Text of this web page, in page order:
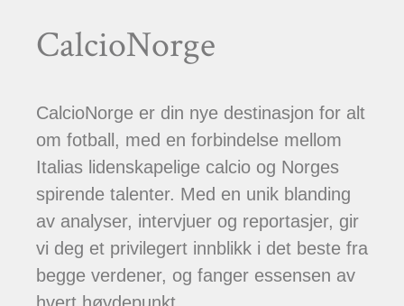
CalcioNorge
CalcioNorge er din nye destinasjon for alt
om fotball, med en forbindelse mellom
Italias lidenskapelige calcio og Norges
spirende talenter. Med en unik blanding
av analyser, intervjuer og reportasjer, gir
vi deg et privilegert innblikk i det beste fra
begge verdener, og fanger essensen av
hvert høydepunkt.